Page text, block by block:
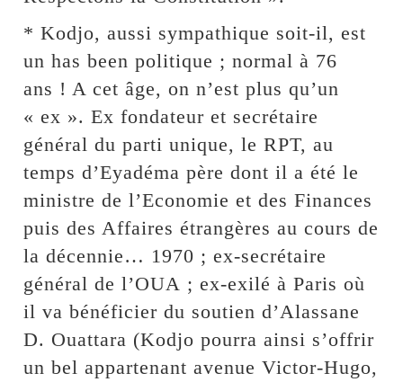
* Kodjo, aussi sympathique soit-il, est
un has been politique ; normal à 76
ans ! A cet âge, on n’est plus qu’un
« ex ». Ex fondateur et secrétaire
général du parti unique, le RPT, au
temps d’Eyadéma père dont il a été le
ministre de l’Economie et des Finances
puis des Affaires étrangères au cours de
la décennie… 1970 ; ex-secrétaire
général de l’OUA ; ex-exilé à Paris où
il va bénéficier du soutien d’Alassane
D. Ouattara (Kodjo pourra ainsi s’offrir
un bel appartenant avenue Victor-Hugo,